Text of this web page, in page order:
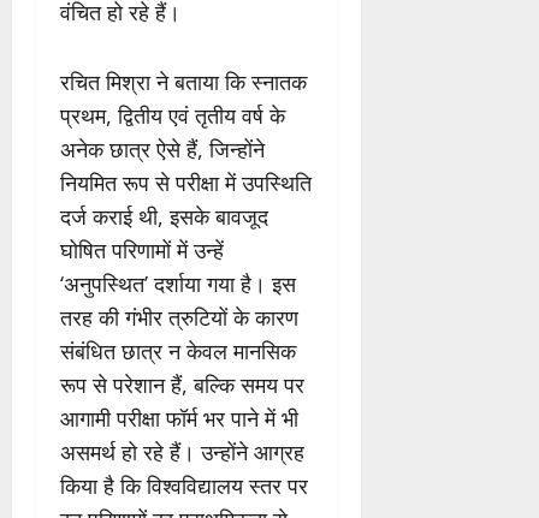
वंचित हो रहे हैं।
रचित मिश्रा ने बताया कि स्नातक
प्रथम, द्वितीय एवं तृतीय वर्ष के
अनेक छात्र ऐसे हैं, जिन्होंने
नियमित रूप से परीक्षा में उपस्थिति
दर्ज कराई थी, इसके बावजूद
घोषित परिणामों में उन्हें
‘अनुपस्थित’ दर्शाया गया है। इस
तरह की गंभीर त्रुटियों के कारण
संबंधित छात्र न केवल मानसिक
रूप से परेशान हैं, बल्कि समय पर
आगामी परीक्षा फॉर्म भर पाने में भी
असमर्थ हो रहे हैं। उन्होंने आग्रह
किया है कि विश्वविद्यालय स्तर पर